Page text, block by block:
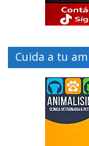
Cuida a tu